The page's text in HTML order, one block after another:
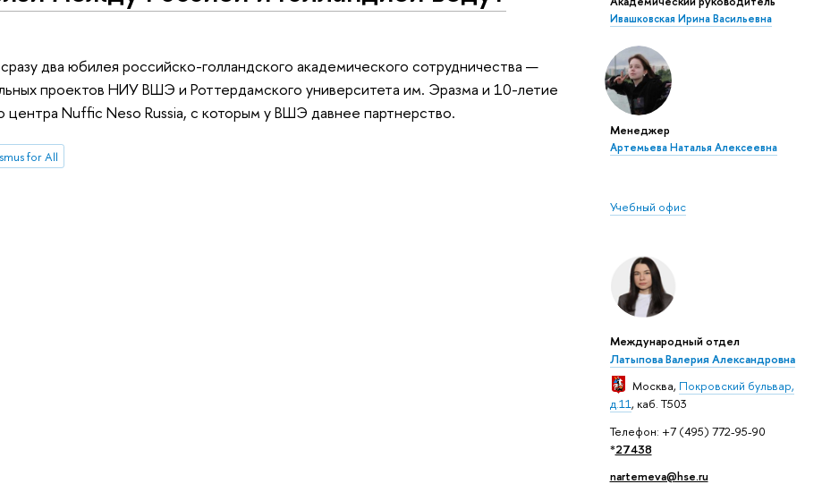
Ивашковская Ирина Васильевна
Менеджер
Артемьева Наталья Алексеевна
Учебный офис
Международный отдел
Латыпова Валерия Александровна
Москва, Покровский бульвар,
д.11, каб. T503
Телефон: +7 (495) 772-95-90
*27438
nartemeva@hse.ru
два юбилея российско-голландского академического сотрудничества —
проектов НИУ ВШЭ и Роттердамского университета им. Эразма и 10-летие
центра Nuffic Neso Russia, с которым у ВШЭ давнее партнерство.
for All